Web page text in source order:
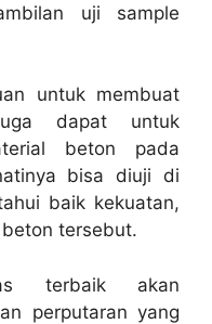
uji sample
untuk membuat
dapat untuk
beton pada
bisa diuji di
baik kekuatan,
tersebut.
terbaik akan
perputaran yang